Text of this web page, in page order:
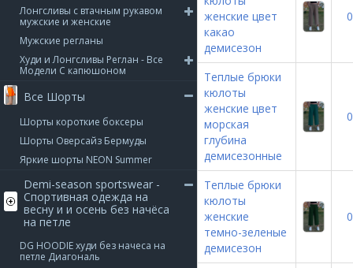
Лонгсливы с втачным рукавом
мужские и женские
Мужские регланы
Худи и Лонгсливы Реглан - Все
Модели С капюшоном
Все Шорты
Шорты короткие боксеры
Шорты Оверсайз Бермуды
Яркие шорты NEON Summer
Demi-season sportswear -
Спортивная одежда на
весну и и осень без начёса
на петле
DG HOODIE худи без начеса на
петле Диагональ
женские цвет
какао
демисезон
0
Теплые брюки
кюлоты
женские цвет
морская
глубина
демисезонные
0
Теплые брюки
кюлоты
женские
темно-зеленые
демисезон
0